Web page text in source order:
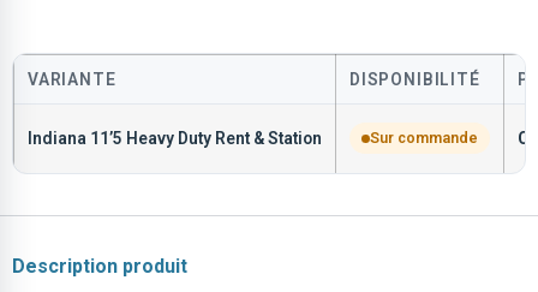
VARIANTE DISPONIBILITÉ
Indiana 11’5 Heavy Duty Rent & Station Sur commande
Description produit